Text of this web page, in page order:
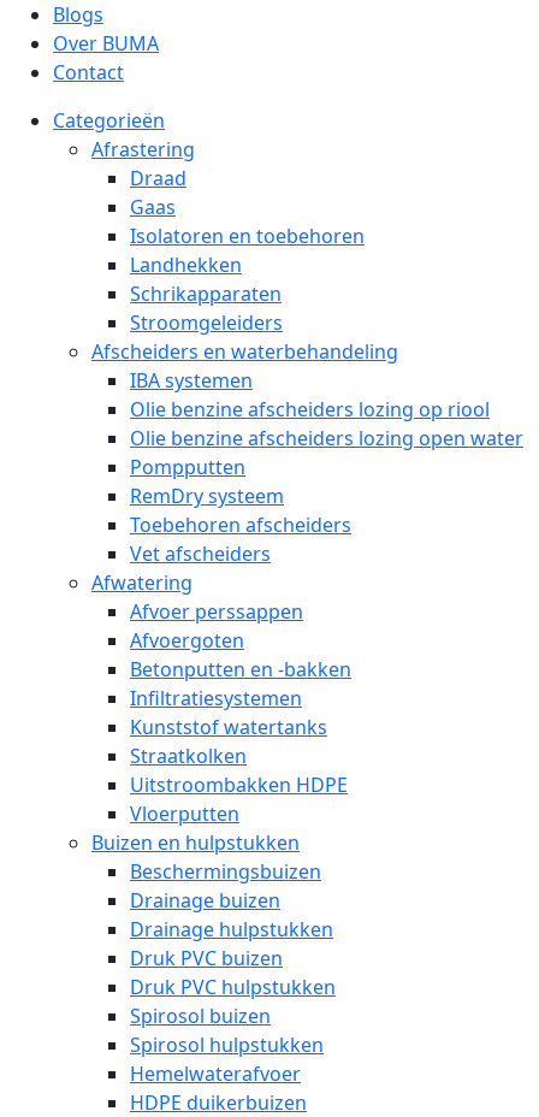
Blogs
Over BUMA
Contact
Categorieën
Afrastering
Draad
Gaas
Isolatoren en toebehoren
Landhekken
Schrikapparaten
Stroomgeleiders
Afscheiders en waterbehandeling
IBA systemen
Olie benzine afscheiders lozing op riool
Olie benzine afscheiders lozing open water
Pompputten
RemDry systeem
Toebehoren afscheiders
Vet afscheiders
Afwatering
Afvoer perssappen
Afvoergoten
Betonputten en -bakken
Infiltratiesystemen
Kunststof watertanks
Straatkolken
Uitstroombakken HDPE
Vloerputten
Buizen en hulpstukken
Beschermingsbuizen
Drainage buizen
Drainage hulpstukken
Druk PVC buizen
Druk PVC hulpstukken
Spirosol buizen
Spirosol hulpstukken
Hemelwaterafvoer
HDPE duikerbuizen